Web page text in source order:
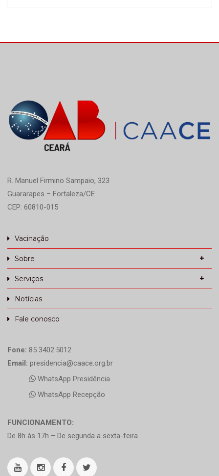
R. Manuel Firmino Sampaio, 323
Guararapes – Fortaleza/CE
CEP: 60810-015
Vacinação
Sobre
Serviços
Notícias
Fale conosco
Fone: 85 3402.5012
Email: presidencia@caace.org.br
WhatsApp Presidência
WhatsApp Recepção
FUNCIONAMENTO:
De 8h às 17h – De segunda a sexta-feira